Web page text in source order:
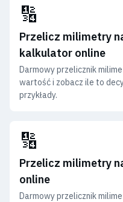
🔢
Przelicz milimetry
kalkulator online
Darmowy przelicznik
wartość i zobacz ile to
przykłady.
🔢
Przelicz milimetry
online
Darmowy przelicznik